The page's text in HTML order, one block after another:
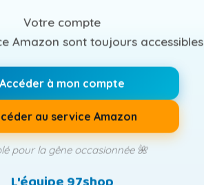
Votre compte
Amazon sont toujours accessibles
Accéder à mon compte
au service Amazon
pour la gêne occasionnée 🌺